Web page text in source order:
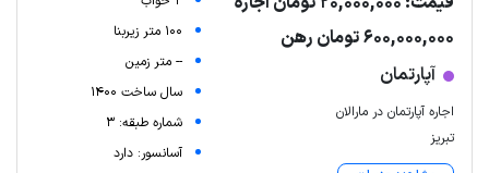
600,000,000 تومان رهن
آپارتمان
اجاره آپارتمان در مارالان
تبریز
100 متر زیربنا
-- متر زمین
سال ساخت 1400
شماره طبقه: 3
آسانسور: دارد